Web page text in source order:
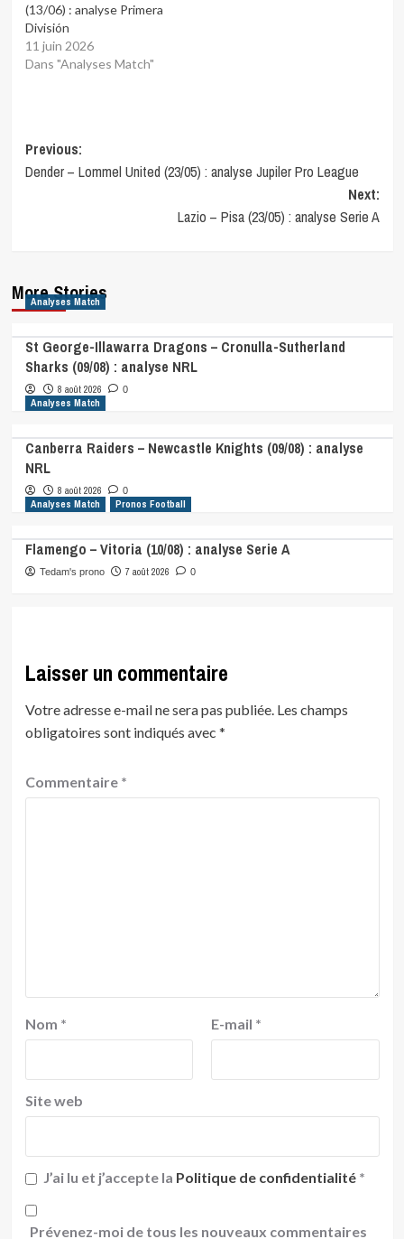
(13/06) : analyse Primera
División
11 juin 2026
Dans "Analyses Match"
Post
navigation
Previous:
Dender – Lommel United (23/05) : analyse Jupiler Pro League
Next:
Lazio – Pisa (23/05) : analyse Serie A
More Stories
Analyses Match
St George-Illawarra Dragons – Cronulla-Sutherland
Sharks (09/08) : analyse NRL
8 août 2026 0
Analyses Match
Canberra Raiders – Newcastle Knights (09/08) : analyse
NRL
8 août 2026 0
Analyses Match Pronos Football
Flamengo – Vitoria (10/08) : analyse Serie A
Tedam's prono 7 août 2026 0
Laisser un commentaire
Votre adresse e-mail ne sera pas publiée. Les champs
obligatoires sont indiqués avec *
Commentaire *
Nom * E-mail *
Site web
J’ai lu et j’accepte la Politique de confidentialité *
Prévenez-moi de tous les nouveaux commentaires